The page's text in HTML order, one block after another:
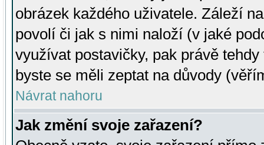
obrázek každého uživatele. Záleží
povolí či jak s nimi naloží (v jaké
využívat postavičky, pak právě
byste se měli zeptat na důvody
Návrat nahoru
Jak změní svoje zařazení?